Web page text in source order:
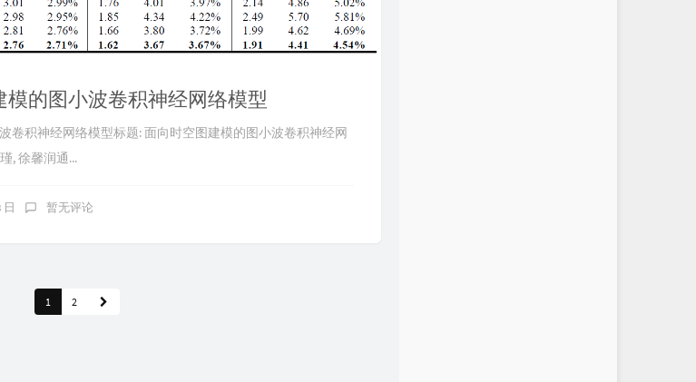
的图小波卷积神经网络模型
卷积神经网络模型标题: 面向时空图建模的图小波卷积神经网
, 徐馨润通...
日 暂无评论
1 2